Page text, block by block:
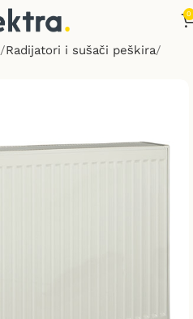
0
Radijatori i sušači peškira